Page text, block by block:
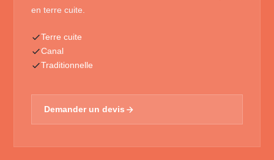
en terre cuite.
Terre cuite
Canal
Traditionnelle
Demander un devis